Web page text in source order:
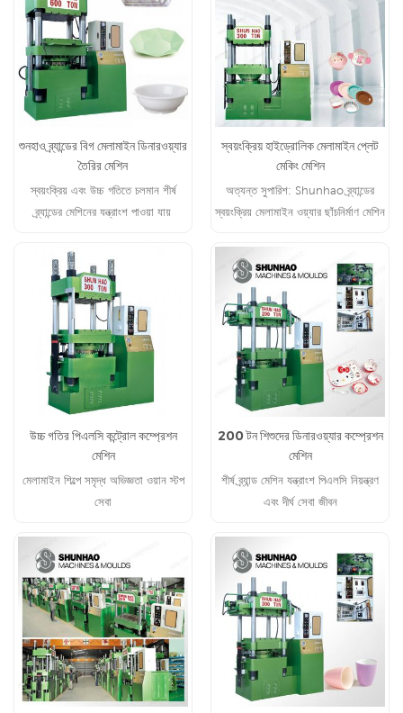
শুনহাও ব্র্যান্ডের বিগ মেলামাইন ডিনারওয়্যার
তৈরির মেশিন
স্বয়ংক্রিয় এবং উচ্চ গতিতে চলমান শীর্ষ
ব্র্যান্ডের মেশিনের যন্ত্রাংশ পাওয়া যায়
স্বয়ংক্রিয় হাইড্রোলিক মেলামাইন প্লেট
মেকিং মেশিন
অত্যন্ত সুপারিশ: Shunhao ব্র্যান্ডের
স্বয়ংক্রিয় মেলামাইন ওয়্যার ছাঁচনির্মাণ মেশিন
উচ্চ গতির পিএলসি কন্ট্রোল কম্প্রেশন
মেশিন
মেলামাইন শিল্পে সমৃদ্ধ অভিজ্ঞতা ওয়ান স্টপ
সেবা
200 টন শিশুদের ডিনারওয়্যার কম্প্রেশন
মেশিন
শীর্ষ ব্র্যান্ড মেশিন যন্ত্রাংশ পিএলসি নিয়ন্ত্রণ
এবং দীর্ঘ সেবা জীবন